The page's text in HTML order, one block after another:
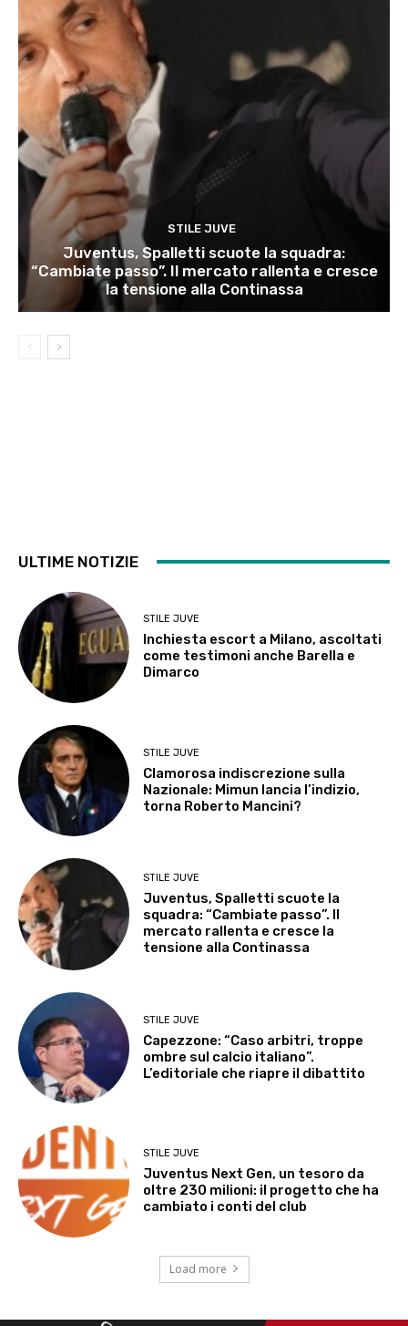
STILE JUVE
Juventus, Spalletti scuote la squadra:
“Cambiate passo”. Il mercato rallenta e cresce
la tensione alla Continassa
ULTIME NOTIZIE
STILE JUVE
Inchiesta escort a Milano, ascoltati
come testimoni anche Barella e
Dimarco
STILE JUVE
Clamorosa indiscrezione sulla
Nazionale: Mimun lancia l’indizio,
torna Roberto Mancini?
STILE JUVE
Juventus, Spalletti scuote la
squadra: “Cambiate passo”. Il
mercato rallenta e cresce la
tensione alla Continassa
STILE JUVE
Capezzone: “Caso arbitri, troppe
ombre sul calcio italiano”.
L’editoriale che riapre il dibattito
STILE JUVE
Juventus Next Gen, un tesoro da
oltre 230 milioni: il progetto che ha
cambiato i conti del club
Load more